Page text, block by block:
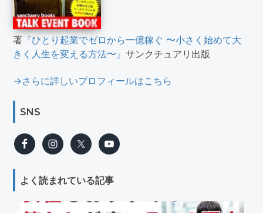
著 『ひとり起業でゼロから一億稼ぐ 〜小さく始めて大
きく人生を変える方法〜』サンクチュアリ出版
→さらに詳しいプロフィールはこちら
SNS
よく読まれている記事